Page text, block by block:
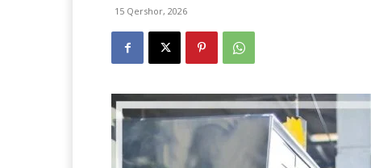
15 Qershor, 2026